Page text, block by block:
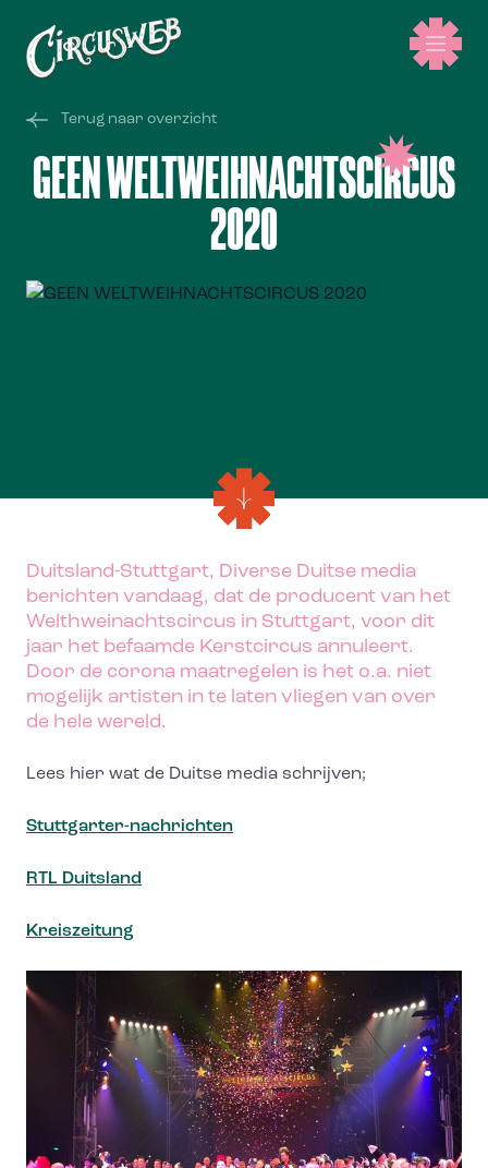
Terug naar overzicht
GEEN WELTWEIHNACHTSCIRCUS
2020
Duitsland-Stuttgart, Diverse Duitse media
berichten vandaag, dat de producent van het
Welthweinachtscircus in Stuttgart, voor dit
jaar het befaamde Kerstcircus annuleert.
Door de corona maatregelen is het o.a. niet
mogelijk artisten in te laten vliegen van over
de hele wereld.
Lees hier wat de Duitse media schrijven;
Stuttgarter-nachrichten
RTL Duitsland
Kreiszeitung